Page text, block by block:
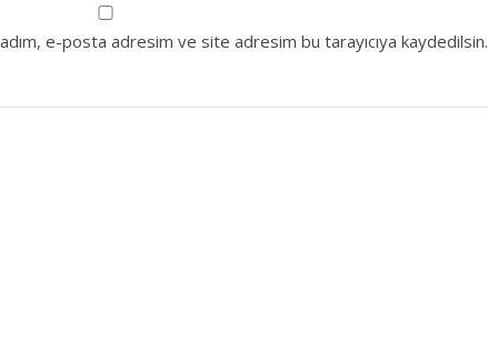
e-posta adresim ve site adresim bu tarayıcıya kaydedilsin.